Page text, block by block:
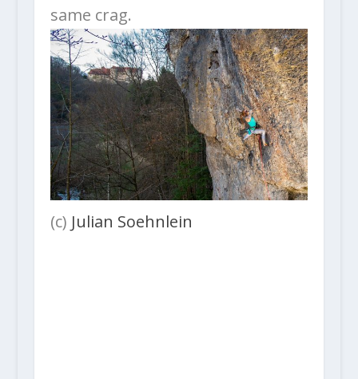
same crag.
(c) Julian Soehnlein